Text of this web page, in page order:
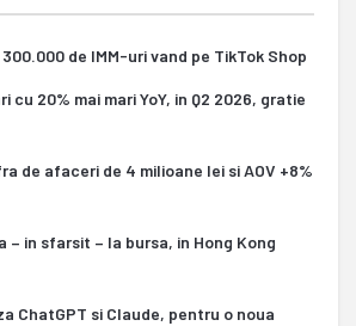
de IMM-uri vand pe TikTok Shop
cu 20% mai mari YoY, in Q2 2026, gratie
de afaceri de 4 milioane lei si AOV +8%
– in sfarsit – la bursa, in Hong Kong
ChatGPT si Claude, pentru o noua